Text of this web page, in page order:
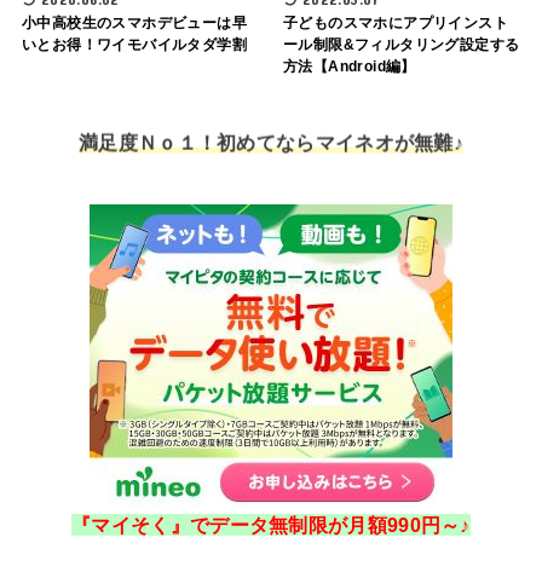
小中高校生のスマホデビューは早
いとお得！ワイモバイルタダ学割
子どものスマホにアプリインスト
ール制限&フィルタリング設定する
方法【Android編】
満足度Ｎｏ１！初めてならマイネオが無難♪
『マイそく』でデータ無制限が月額990円～♪